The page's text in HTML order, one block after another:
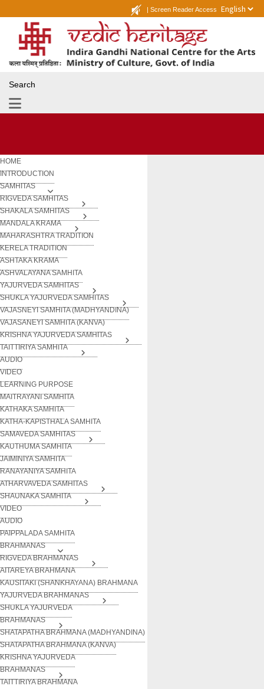
| Screen Reader Access
Search
HOME
INTRODUCTION
SAMHITAS
RIGVEDA SAMHITAS
SHAKALA SAMHITAS
MANDALA KRAMA
MAHARASHTRA TRADITION
KERELA TRADITION
ASHTAKA KRAMA
ASHVALAYANA SAMHITA
YAJURVEDA SAMHITAS
SHUKLA YAJURVEDA SAMHITAS
VAJASNEYI SAMHITA (MADHYANDINA)
VAJASANEYI SAMHITA (KANVA)
KRISHNA YAJURVEDA SAMHITAS
TAITTIRIYA SAMHITA
AUDIO
VIDEO
LEARNING PURPOSE
MAITRAYANI SAMHITA
KATHAKA SAMHITA
KATHA-KAPISTHALA SAMHITA
SAMAVEDA SAMHITAS
KAUTHUMA SAMHITA
JAIMINIYA SAMHITA
RANAYANIYA SAMHITA
ATHARVAVEDA SAMHITAS
SHAUNAKA SAMHITA
VIDEO
AUDIO
PAIPPALADA SAMHITA
BRAHMANAS
RIGVEDA BRAHMANAS
AITAREYA BRAHMANA
KAUSITAKI (SHANKHAYANA) BRAHMANA
YAJURVEDA BRAHMANAS
SHUKLA YAJURVEDA
BRAHMANAS
SHATAPATHA BRAHMANA (MADHYANDINA)
SHATAPATHA BRAHMANA (KANVA)
KRISHNA YAJURVEDA
BRAHMANAS
TAITTIRIYA BRAHMANA